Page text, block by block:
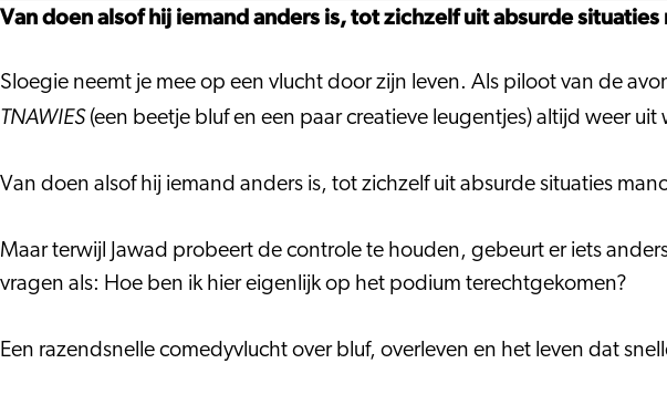
TNAWIES
Soufi
TNAWIES
Van doen alsof hij iemand anders is, tot zichzelf uit absurde
Sloegie neemt je mee op een vlucht door zijn leven. Als piloot van de
TNAWIES (een beetje bluf en een paar creatieve leugentjes) altijd weer uit
Van doen alsof hij iemand anders is, tot zichzelf uit absurde situaties
Maar terwijl Jawad probeert de controle te houden, gebeurt er iets
vragen als: Hoe ben ik hier eigenlijk op het podium terechtgekomen?
Een razendsnelle comedyvlucht over bluf, overleven en het leven dat